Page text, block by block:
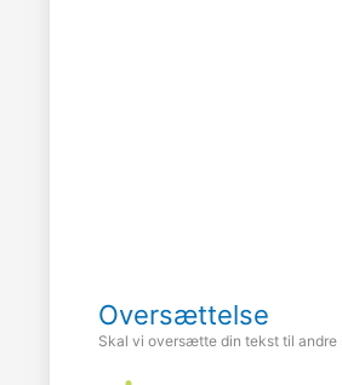
Oversættelse
Skal vi oversætte din tekst til andre